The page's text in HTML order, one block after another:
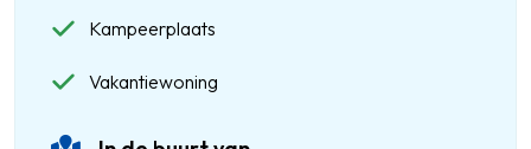
Kampeerplaats
Vakantiewoning